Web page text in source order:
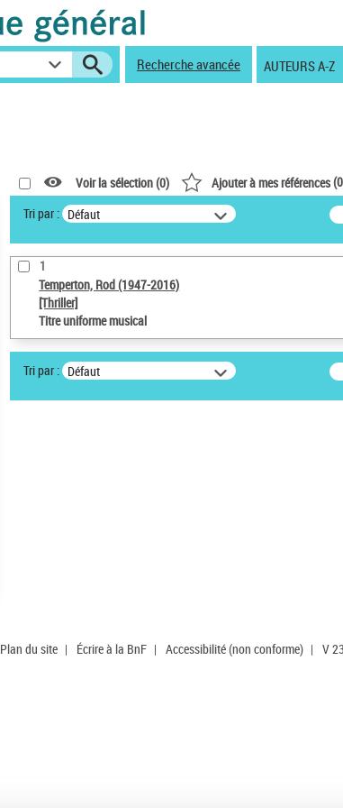
Recherche avancée AUTEURS A-Z
Voir la sélection (0) Ajouter à mes références(0
Tri par : Défaut
1
Temperton, Rod (1947-2016)
[Thriller]
Titre uniforme musical
Tri par : Défaut
Plan du site | Écrire à la BnF | Accessibilité (non conforme) | V